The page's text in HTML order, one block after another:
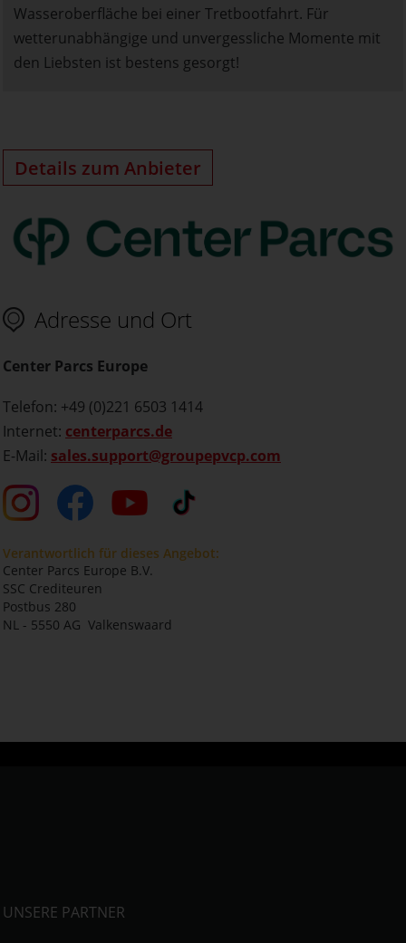
Wasseroberfläche bei einer Tretbootfahrt. Für
wetterunabhängige und unvergessliche Momente mit
den Liebsten ist bestens gesorgt!
Details zum Anbieter
Adresse und Ort
Center Parcs Europe
Telefon: +49 (0)221 6503 1414
Internet: centerparcs.de
E-Mail: sales.support@groupepvcp.com
Verantwortlich für dieses Angebot:
Center Parcs Europe B.V.
SSC Crediteuren
Postbus 280
NL - 5550 AG Valkenswaard
UNSERE PARTNER